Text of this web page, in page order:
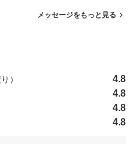
メッセージをもっと見る
中）
） 4.8
4.8
4.8
4.8